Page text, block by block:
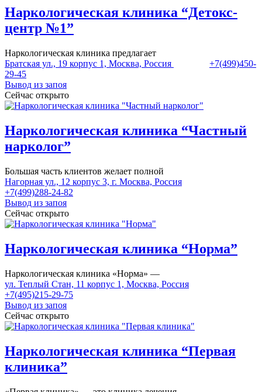
Наркологическая клиника “Детокс-
центр №1”
Наркологическая клиника предлагает
Братская ул., 19 корпус 1, Москва, Россия
+7(499)450-
29-45
Вывод из запоя
Сейчас открыто
Наркологическая клиника “Частный
нарколог”
Большая часть клиентов желает полной
Нагорная ул., 12 корпус 3, г. Москва, Россия
+7(499)288-24-82
Вывод из запоя
Сейчас открыто
Наркологическая клиника “Норма”
Наркологическая клиника «Норма» —
ул. Теплый Стан, 11 корпус 1, Москва, Россия
+7(495)215-29-75
Вывод из запоя
Сейчас открыто
Наркологическая клиника “Первая
клиника”